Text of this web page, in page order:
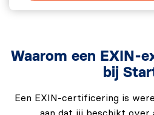
Waarom een EXIN-
bij
Een EXIN-certificering is
aan dat jij beschikt over